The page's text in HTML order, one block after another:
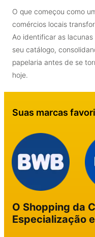
O que começou como
comércios locais
Ao identificar as
seu catálogo,
papelaria antes de se
hoje.
Suas marcas
O Shopping da
Especialização